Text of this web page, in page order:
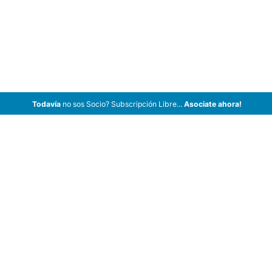
Todavíano sos Socio? Subscripción Libre... Asociate ahora!